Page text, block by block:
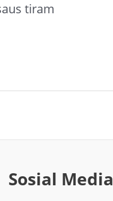
tiram
Sosial Media